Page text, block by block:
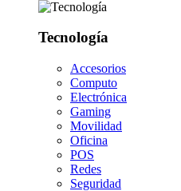
Tecnología
Accesorios
Computo
Electrónica
Gaming
Movilidad
Oficina
POS
Redes
Seguridad